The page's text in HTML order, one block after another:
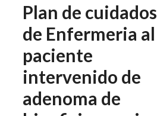
Plan de cuidados
de Enfermeria al
paciente
intervenido de
adenoma de